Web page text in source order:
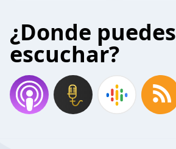
¿Donde puedes
escuchar?